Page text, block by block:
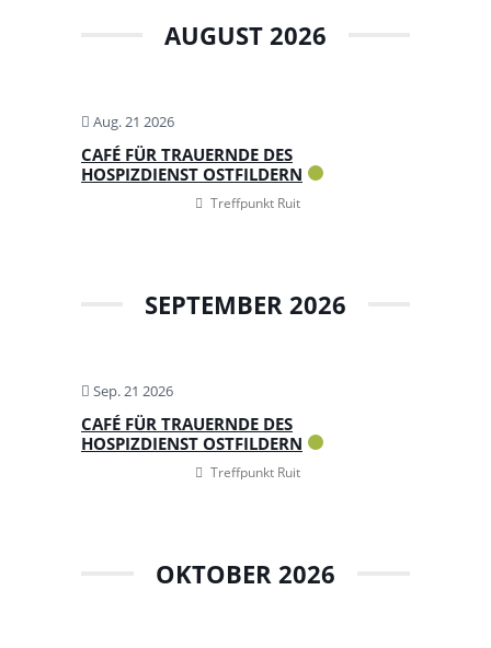
AUGUST 2026
Aug. 21 2026
CAFÉ FÜR TRAUERNDE DES
HOSPIZDIENST OSTFILDERN
Treffpunkt Ruit
SEPTEMBER 2026
Sep. 21 2026
CAFÉ FÜR TRAUERNDE DES
HOSPIZDIENST OSTFILDERN
Treffpunkt Ruit
OKTOBER 2026